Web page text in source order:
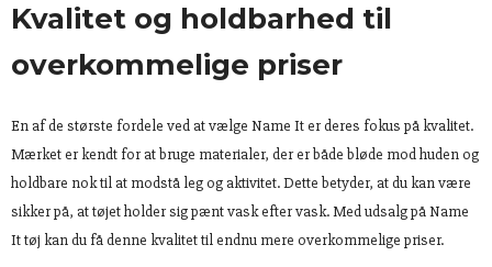
Kvalitet og holdbarhed til
overkommelige priser
En af de største fordele ved at vælge Name It er deres fokus på kvalitet.
Mærket er kendt for at bruge materialer, der er både bløde mod huden og
holdbare nok til at modstå leg og aktivitet. Dette betyder, at du kan være
sikker på, at tøjet holder sig pænt vask efter vask. Med udsalg på Name
It tøj kan du få denne kvalitet til endnu mere overkommelige priser.